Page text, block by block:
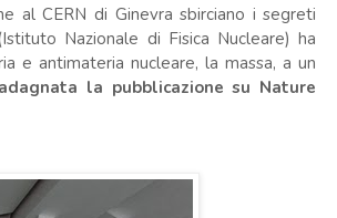
al CERN di Ginevra sbirciano i segreti
Nazionale di Fisica Nucleare) ha
e antimateria nucleare, la massa, a un
la pubblicazione su Nature